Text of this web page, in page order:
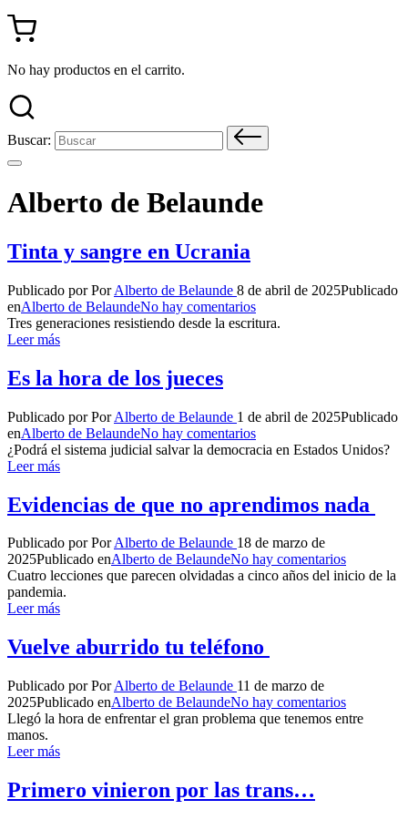
No hay productos en el carrito.
Buscar:
Alberto de Belaunde
Tinta y sangre en Ucrania
Publicado por PorAlberto de Belaunde 8 de abril de 2025Publicado
enAlberto de BelaundeNo hay comentarios
Tres generaciones resistiendo desde la escritura.
Leer más
Es la hora de los jueces
Publicado por PorAlberto de Belaunde 1 de abril de 2025Publicado
enAlberto de BelaundeNo hay comentarios
¿Podrá el sistema judicial salvar la democracia en Estados Unidos?
Leer más
Evidencias de que no aprendimos nada
Publicado por PorAlberto de Belaunde 18 de marzo de
2025Publicado enAlberto de BelaundeNo hay comentarios
Cuatro lecciones que parecen olvidadas a cinco años del inicio de la
pandemia.
Leer más
Vuelve aburrido tu teléfono
Publicado por PorAlberto de Belaunde 11 de marzo de
2025Publicado enAlberto de BelaundeNo hay comentarios
Llegó la hora de enfrentar el gran problema que tenemos entre
manos.
Leer más
Primero vinieron por las trans…